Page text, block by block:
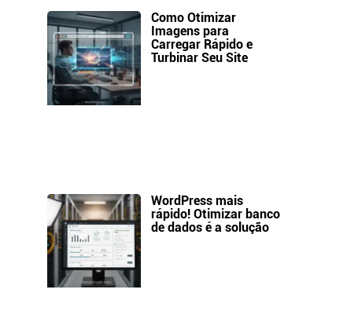
Como Otimizar
Imagens para
Carregar Rápido e
Turbinar Seu Site
WordPress mais
rápido! Otimizar banco
de dados é a solução